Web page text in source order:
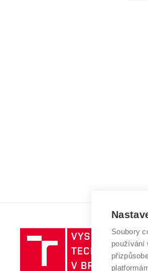
Soubory
používání